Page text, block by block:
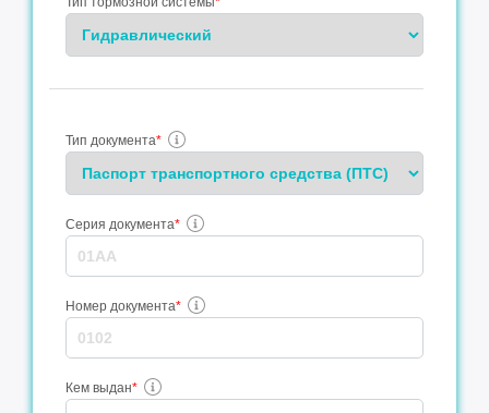
Тип документа*
Серия документа*
Номер документа*
Кем выдан*